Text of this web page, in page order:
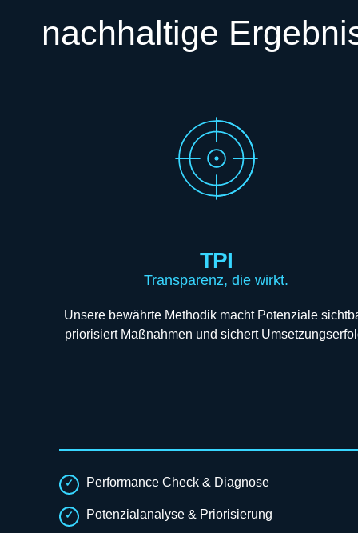
nachhaltige
TPI
Transparenz, die wirkt.
Unsere bewährte Methodik macht Potenziale
priorisiert Maßnahmen und sichert
Performance Check & Diagnose
Potenzialanalyse & Priorisierung